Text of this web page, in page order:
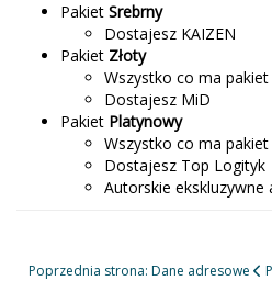
Pakiet Srebrny
Dostajesz KAIZEN
Pakiet Złoty
Wszystko co ma pakiet
Dostajesz MiD
Pakiet Platynowy
Wszystko co ma pakiet
Dostajesz Top Logityk
Autorskie ekskluzywne
Poprzednia strona: Dane adresowe